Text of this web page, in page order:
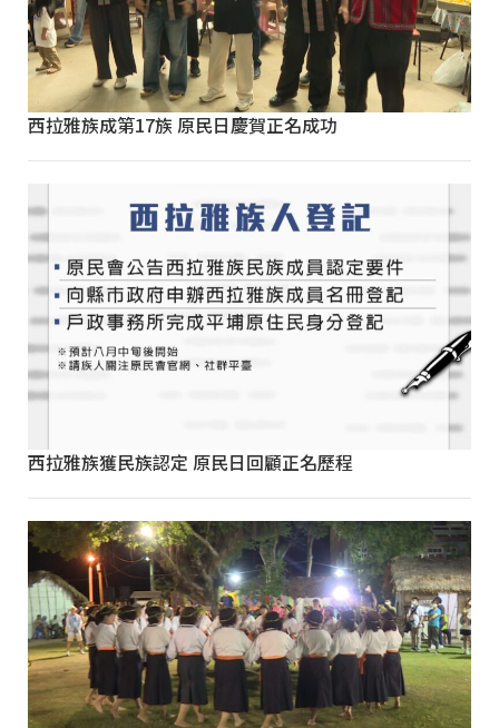
西拉雅族成第17族 原民日慶賀正名成功
西拉雅族獲民族認定 原民日回顧正名歷程